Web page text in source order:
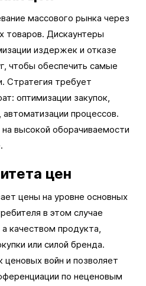
массового рынка через
товаров. Дискаунтеры
издержек и отказе
чтобы обеспечить самые
Стратегия требует
оптимизации закупок,
процессов.
высокой оборачиваемости
цен
цены на уровне основных
в этом случае
качеством продукта,
или силой бренда.
войн и позволяет
по неценовым